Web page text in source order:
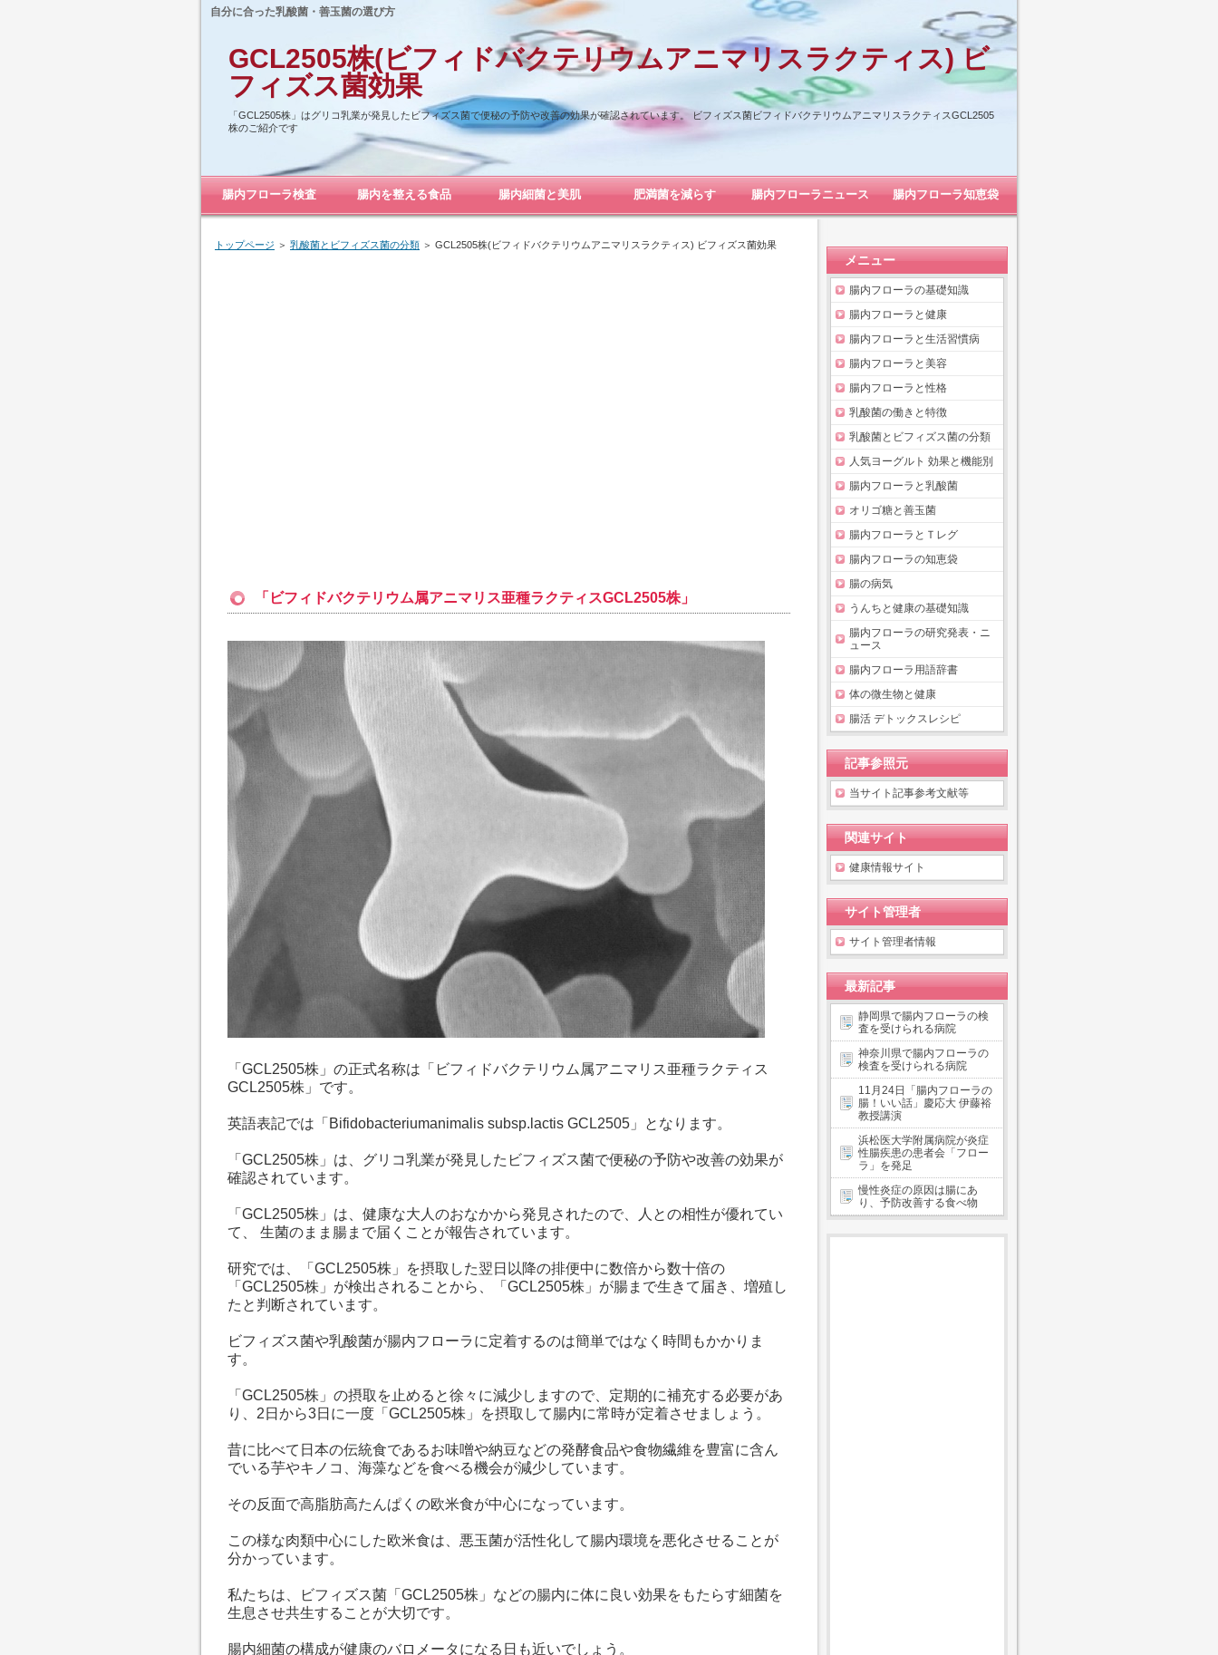
自分に合った乳酸菌・善玉菌の選び方
GCL2505株(ビフィドバクテリウムアニマリスラクティス) ビ
フィズス菌効果
「GCL2505株」はグリコ乳業が発見したビフィズス菌で便秘の予防や改善の効果が確認されています。 ビフィズス菌ビフィドバクテリウムアニマリスラクティスGCL2505
株のご紹介です
トップページ ＞ 乳酸菌とビフィズス菌の分類 ＞ GCL2505株(ビフィドバクテリウムアニマリスラクティス) ビフィズス菌効果
「ビフィドバクテリウム属アニマリス亜種ラクティスGCL2505株」
「GCL2505株」の正式名称は「ビフィドバクテリウム属アニマリス亜種ラクティス
GCL2505株」です。
英語表記では「Bifidobacteriumanimalis subsp.lactis GCL2505」となります。
「GCL2505株」は、グリコ乳業が発見したビフィズス菌で便秘の予防や改善の効果が
確認されています。
「GCL2505株」は、健康な大人のおなかから発見されたので、人との相性が優れてい
て、 生菌のまま腸まで届くことが報告されています。
研究では、「GCL2505株」を摂取した翌日以降の排便中に数倍から数十倍の
「GCL2505株」が検出されることから、「GCL2505株」が腸まで生きて届き、増殖し
たと判断されています。
ビフィズス菌や乳酸菌が腸内フローラに定着するのは簡単ではなく時間もかかりま
す。
「GCL2505株」の摂取を止めると徐々に減少しますので、定期的に補充する必要があ
り、 2日から3日に一度「GCL2505株」を摂取して腸内に常時が定着させましょう。
昔に比べて日本の伝統食であるお味噌や納豆などの発酵食品や食物繊維を豊富に含ん
でいる芋やキノコ、海藻などを食べる機会が減少しています。
その反面で高脂肪高たんぱくの欧米食が中心になっています。
この様な肉類中心にした欧米食は、悪玉菌が活性化して腸内環境を悪化させることが
分かっています。
私たちは、ビフィズス菌「GCL2505株」などの腸内に体に良い効果をもたらす細菌を
生息させ共生することが大切です。
腸内細菌の構成が健康のバロメータになる日も近いでしょう。
メニュー
腸内フローラの基礎知識
腸内フローラと健康
腸内フローラと生活習慣病
腸内フローラと美容
腸内フローラと性格
乳酸菌の働きと特徴
乳酸菌とビフィズス菌の分類
人気ヨーグルト 効果と機能別
腸内フローラと乳酸菌
オリゴ糖と善玉菌
腸内フローラとＴレグ
腸内フローラの知恵袋
腸の病気
うんちと健康の基礎知識
腸内フローラの研究発表・ニ
ュース
腸内フローラ用語辞書
体の微生物と健康
腸活 デトックスレシピ
記事参照元
当サイト記事参考文献等
関連サイト
健康情報サイト
サイト管理者
サイト管理者情報
最新記事
静岡県で腸内フローラの検
査を受けられる病院
神奈川県で腸内フローラの
検査を受けられる病院
11月24日「腸内フローラの
腸！いい話」慶応大 伊藤裕
教授講演
浜松医大学附属病院が炎症
性腸疾患の患者会「フロー
ラ」を発足
慢性炎症の原因は腸にあ
り、予防改善する食べ物
腸内フローラ検査 腸内を整える食品 腸内細菌と美肌 肥満菌を減らす 腸内フローラニュース 腸内フローラ知恵袋